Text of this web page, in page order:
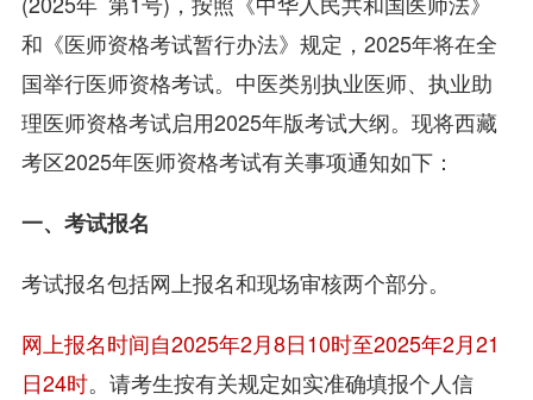
和《医师资格考试暂行办法》规定，2025年将在全
国举行医师资格考试。中医类别执业医师、执业助
理医师资格考试启用2025年版考试大纲。现将西藏
考区2025年医师资格考试有关事项通知如下：
一、考试报名
考试报名包括网上报名和现场审核两个部分。
网上报名时间自2025年2月8日10时至2025年2月21
日24时。请考生按有关规定如实准确填报个人信